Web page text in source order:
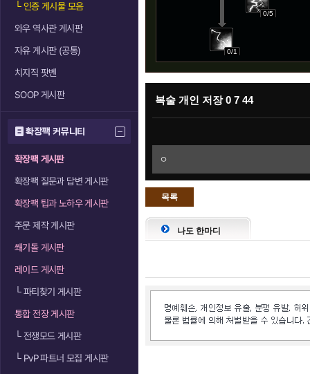
└인증 게시물 모음
와우 역사관 게시판
자유 게시판 (공통)
치지직 팟벤
SOOP 게시판
확장팩 커뮤니티
확장팩 게시판
확장팩 질문과 답변 게시판
확장팩 팁과 노하우 게시판
주문 제작 게시판
쐐기돌 게시판
레이드 게시판
└파티찾기 게시판
통합 전장 게시판
└전쟁모드 게시판
└PvP 파트너 모집 게시판
0/5
0/1
복술 개인 저장 0 7 44
ㅇ
목록
으로
나도 한마디